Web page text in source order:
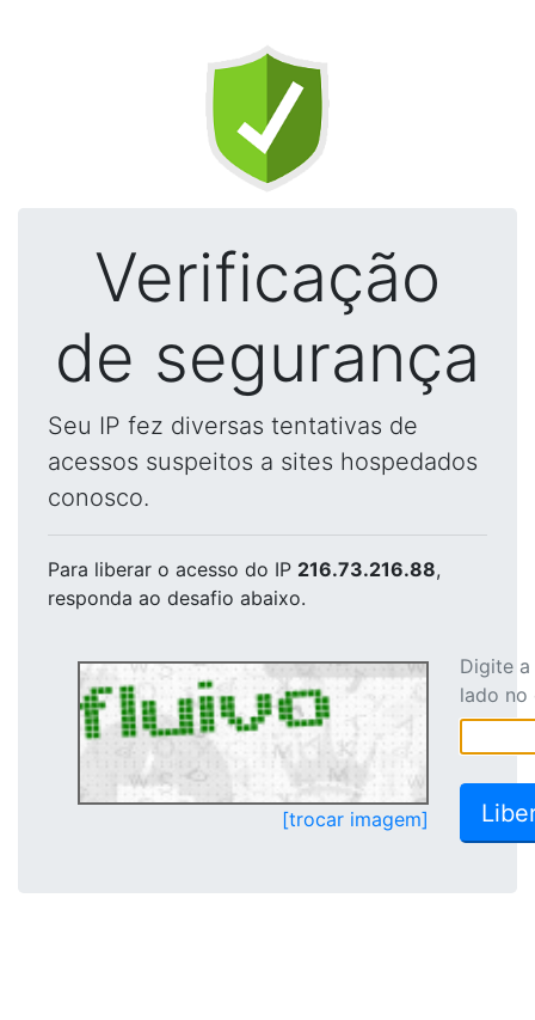
Verificação
de segurança
Seu IP fez diversas tentativas de
acessos suspeitos a sites hospedados
conosco.
Para liberar o acesso do IP 216.73.216.88,
responda ao desafio abaixo.
[trocar imagem]
Digite
lado no